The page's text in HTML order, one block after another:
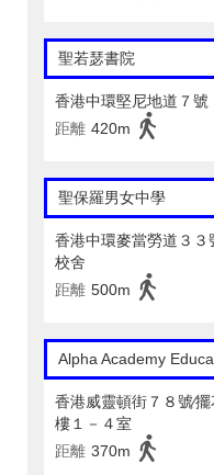
聖若瑟書院
香港中環堅尼地道７號
距離 420m
聖保羅男女中學
香港中環麥當勞道３
校舍
距離 500m
Alpha Academy
香港威靈頓街７８號∕
樓１－４室
距離 370m